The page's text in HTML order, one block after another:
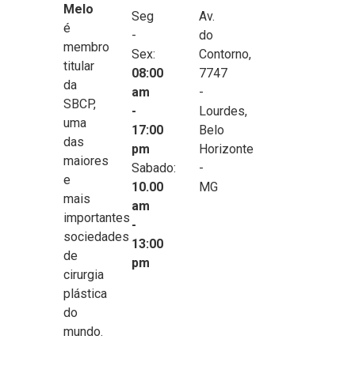
Melo
é
membro
titular
da
SBCP,
uma
das
maiores
e
mais
importantes
sociedades
de
cirurgia
plástica
do
mundo.
Seg
-
Sex:
08:00
am
-
17:00
pm
Sabado:
10.00
am
-
13:00
pm
Av.
do
Contorno,
7747
-
Lourdes,
Belo
Horizonte
-
MG